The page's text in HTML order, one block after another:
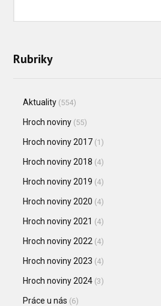
Rubriky
Aktuality (554)
Hroch noviny (55)
Hroch noviny 2017 (1)
Hroch noviny 2018 (4)
Hroch noviny 2019 (4)
Hroch noviny 2020 (4)
Hroch noviny 2021 (4)
Hroch noviny 2022 (4)
Hroch noviny 2023 (4)
Hroch noviny 2024 (3)
Práce u nás (6)